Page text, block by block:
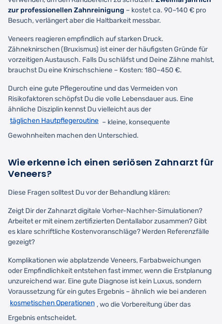
zur professionellen Zahnreinigung – kostet ca. 90–140 € pro
Besuch, verlängert aber die Haltbarkeit messbar.
Veneers reagieren empfindlich auf starken Druck.
Zähneknirschen (Bruxismus) ist einer der häufigsten Gründe für
vorzeitigen Austausch. Falls Du schläfst und Deine Zähne mahlst,
brauchst Du eine Knirschschiene – Kosten: 180–450 €.
Durch eine gute Pflegeroutine und das Vermeiden von
Risikofaktoren schöpfst Du die volle Lebensdauer aus. Eine
ähnliche Disziplin kennst Du vielleicht aus der
täglichen Hautpflegeroutine – kleine, konsequente
Gewohnheiten machen den Unterschied.
Wie erkenne ich einen seriösen Zahnarzt für
Veneers?
Diese Fragen solltest Du vor der Behandlung klären:
Zeigt Dir der Zahnarzt digitale Vorher-Nachher-Simulationen?
Arbeitet er mit einem zertifizierten Dentallabor zusammen? Gibt
es klare schriftliche Kostenvoranschläge? Werden Referenzfälle
gezeigt?
Komplikationen wie abplatzende Veneers, Farbabweichungen
oder Empfindlichkeit entstehen fast immer, wenn die Erstplanung
unzureichend war. Eine gute Diagnose ist kein Luxus, sondern
Voraussetzung für ein gutes Ergebnis – ähnlich wie bei anderen
kosmetischen Operationen , wo die Vorbereitung über das
Ergebnis entscheidet.